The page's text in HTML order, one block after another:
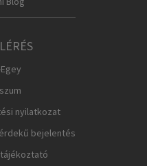
nyilatkozat
bejelentés